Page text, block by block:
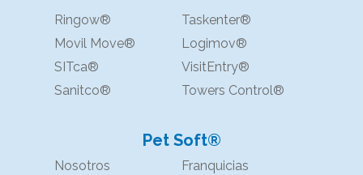
Ringow®
Taskenter®
Movil Move®
Logimov®
SITca®
VisitEntry®
Sanitco®
Towers Control®
Pet Soft®
Nosotros
Franquicias